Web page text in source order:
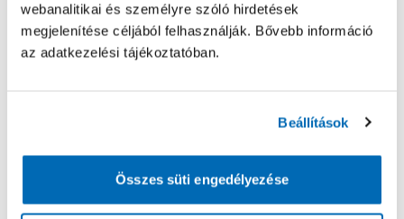
webanalitikai és személyre szóló hirdetések
megjelenítése céljából felhasználják. Bővebb információ
az adatkezelési tájékoztatóban.
Beállítások
Összes süti engedélyezése